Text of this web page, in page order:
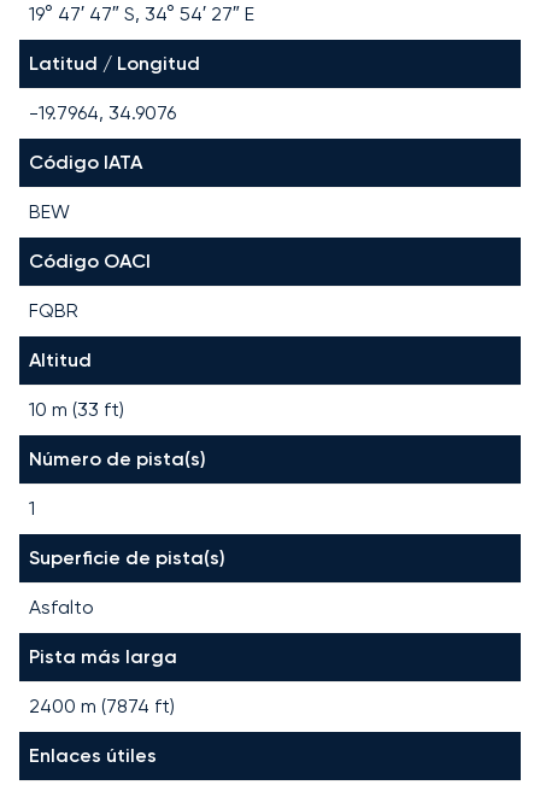
19° 47′ 47″ S, 34° 54′ 27″ E
Latitud / Longitud
-19.7964, 34.9076
Código IATA
BEW
Código OACI
FQBR
Altitud
10 m (33 ft)
Número de pista(s)
1
Superficie de pista(s)
Asfalto
Pista más larga
2400 m (7874 ft)
Enlaces útiles